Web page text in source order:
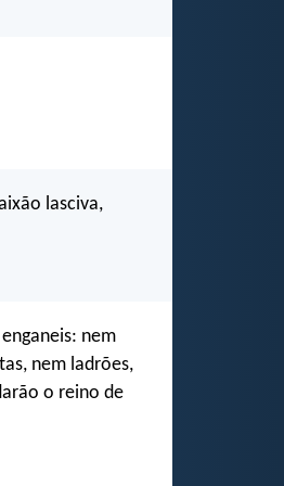
lasciva,
nem
nem ladrões,
o reino de